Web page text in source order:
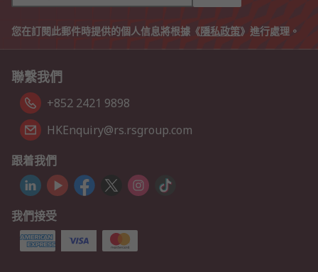
您在訂閱此郵件時提供的個人信息將根據《隱私政策》進行處理。
聯繫我們
+852 2421 9898
HKEnquiry@rs.rsgroup.com
跟着我們
我們接受